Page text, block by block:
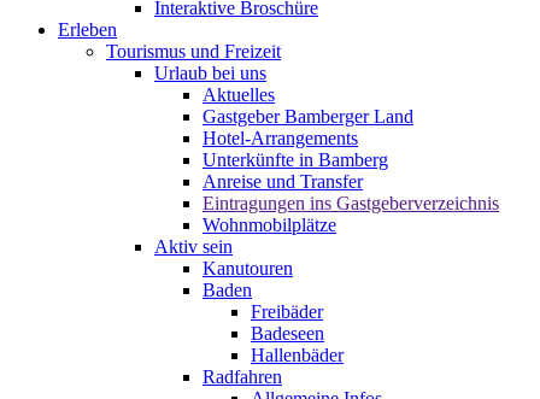
Interaktive Broschüre
Erleben
Tourismus und Freizeit
Urlaub bei uns
Aktuelles
Gastgeber Bamberger Land
Hotel-Arrangements
Unterkünfte in Bamberg
Anreise und Transfer
Eintragungen ins Gastgeberverzeichnis
Wohnmobilplätze
Aktiv sein
Kanutouren
Baden
Freibäder
Badeseen
Hallenbäder
Radfahren